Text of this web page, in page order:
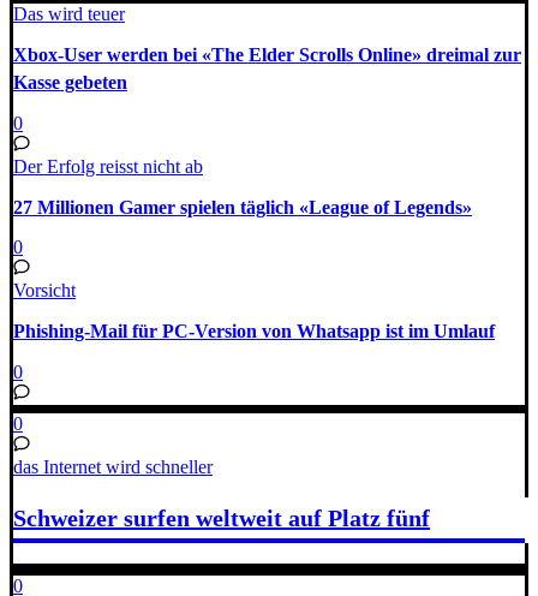
Das wird teuer
Xbox-User werden bei «The Elder Scrolls Online» dreimal zur
Kasse gebeten
0
Der Erfolg reisst nicht ab
27 Millionen Gamer spielen täglich «League of Legends»
0
Vorsicht
Phishing-Mail für PC-Version von Whatsapp ist im Umlauf
0
0
das Internet wird schneller
Schweizer surfen weltweit auf Platz fünf
0